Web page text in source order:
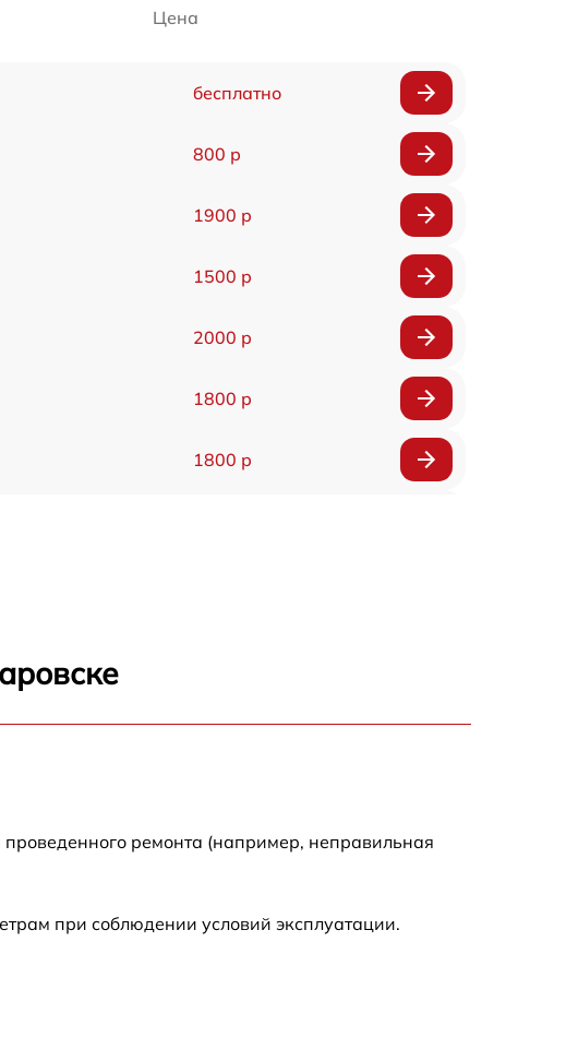
Цена
бесплатно
800 р
1900 р
1500 р
2000 р
1800 р
1800 р
ремонта (например, неправильная
при соблюдении условий эксплуатации.